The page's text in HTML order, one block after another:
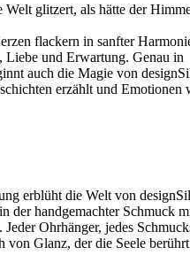
glitzert, als hätte der
flackern in sanfter
und Erwartung. Genau in
auch die Magie von
erzählt und Emotionen
erblüht die Welt von
der handgemachter Schmuck
Ohrhänger, jedes
von Glanz, der die Seele